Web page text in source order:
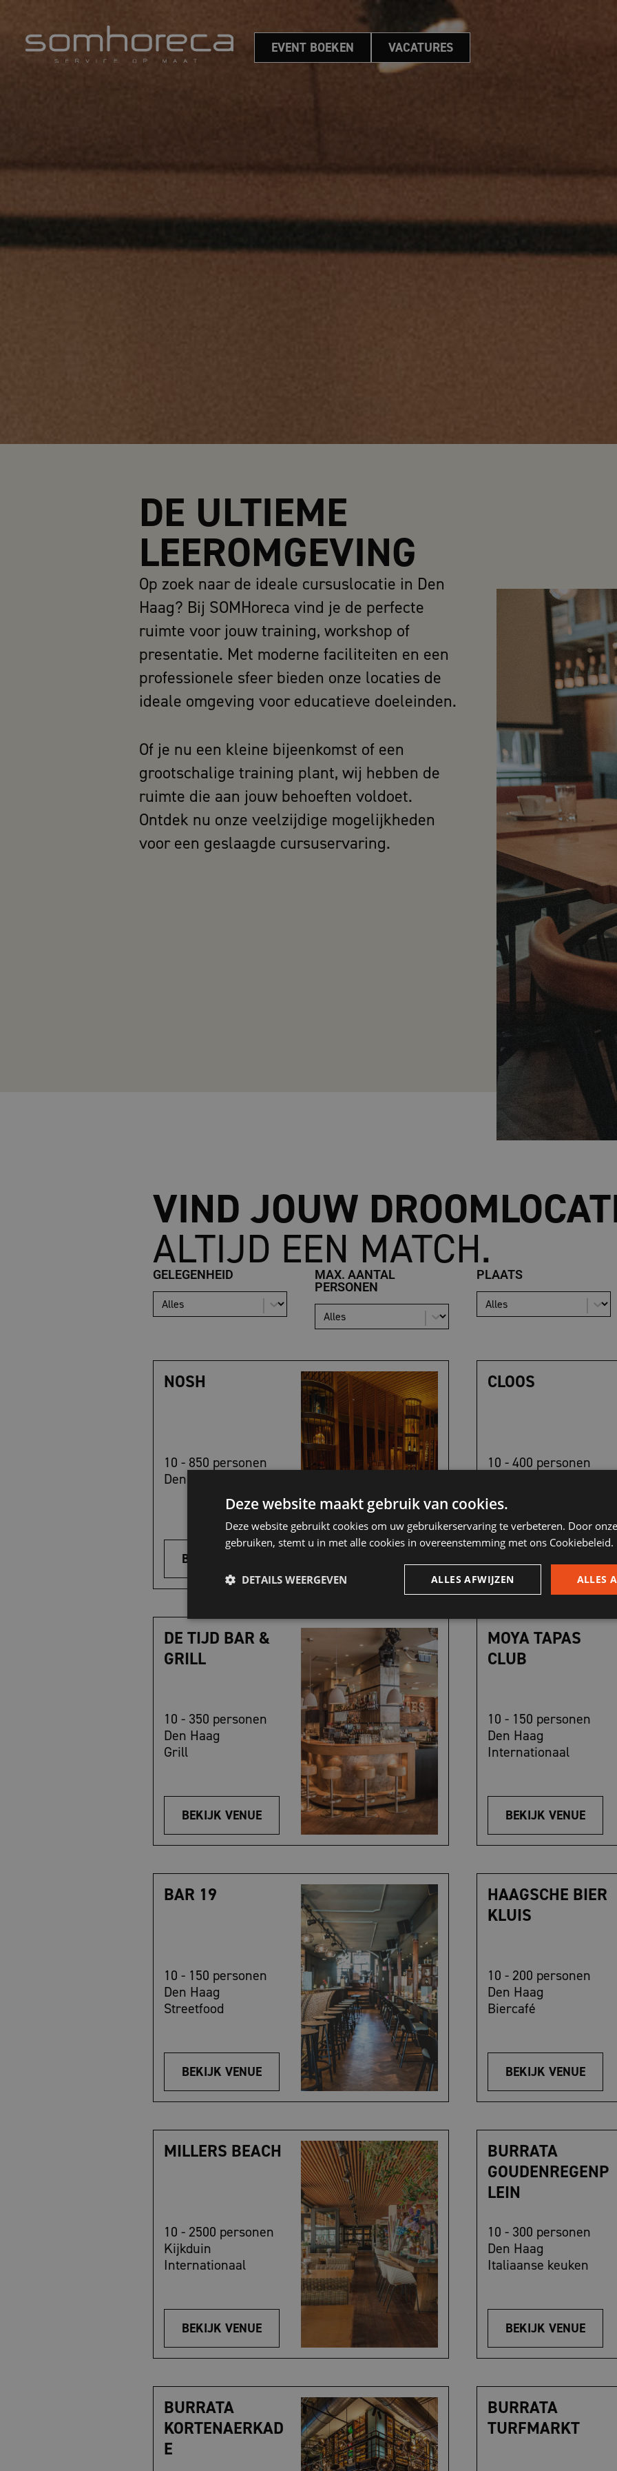
EVENT BOEKEN VACATURES
DE ULTIEME
LEEROMGEVING
Op zoek naar de ideale cursuslocatie in Den
Haag? Bij SOMHoreca vind je de perfecte
ruimte voor jouw training, workshop of
presentatie. Met moderne faciliteiten en een
professionele sfeer bieden onze locaties de
ideale omgeving voor educatieve doeleinden.
Of je nu een kleine bijeenkomst of een
grootschalige training plant, wij hebben de
ruimte die aan jouw behoeften voldoet.
Ontdek nu onze veelzijdige mogelijkheden
voor een geslaagde cursuservaring.
VIND JOUW
ALTIJD EEN MATCH.
GELEGENHEID
MAX. AANTAL
PERSONEN
PLAATS
NOSH
10 - 850 personen
Den Haag
BEKIJK VENUE
CLOOS
10 - 400 personen
Eetcafé
DE TIJD BAR &
GRILL
10 - 350 personen
Den Haag
Grill
BEKIJK VENUE
MOYA TAPAS
CLUB
10 - 150 personen
Den Haag
Internationaal
BEKIJK VENUE
BAR 19
10 - 150 personen
Den Haag
Streetfood
BEKIJK VENUE
HAAGSCHE BIER
KLUIS
10 - 200 personen
Den Haag
Biercafé
BEKIJK VENUE
MILLERS BEACH
10 - 2500 personen
Kijkduin
Internationaal
BEKIJK VENUE
BURRATA
GOUDENREGENP
LEIN
10 - 300 personen
Den Haag
Italiaanse keuken
BEKIJK VENUE
BURRATA
KORTENAERKAD
E
BURRATA
TURFMARKT
Deze website maakt gebruik van cookies.
Deze website gebruikt cookies om uw gebruikerservaring te verbeteren. Door
gebruiken, stemt u in met alle cookies in overeenstemming met ons Cookiebeleid.
ALLES
ALLES AFWIJZEN
DETAILS WEERGEVEN